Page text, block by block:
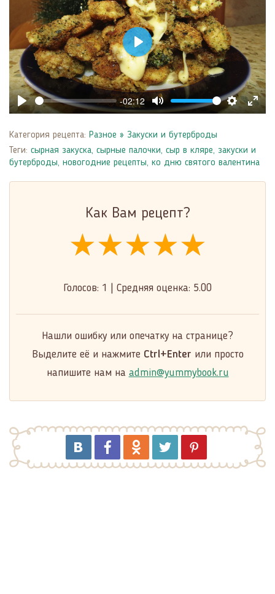
Play
-02:12
Mute
Settings
Enter
Play
Категория рецепта: Разное » Закуски и бутерброды
Теги: сырная закуска, сырные палочки, сыр в кляре, закуски и
бутерброды, новогодние рецепты, ко дню святого валентина
Как Вам рецепт?
★★★★★
★★★★★
★★★★★
Голосов: 1 Средняя оценка: 5.00
Нашли ошибку или опечатку на странице?
Выделите её и нажмите Ctrl+Enter или просто
напишите нам на admin@yummybook.ru